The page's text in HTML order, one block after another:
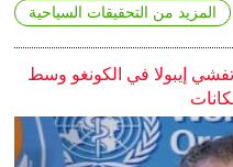
المزيد من التحقيقات السياحية
إيبولا في الكونغو وسط